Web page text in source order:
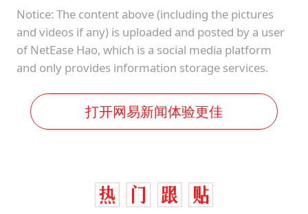
Notice: The content above (including the pictures
and videos if any) is uploaded and posted by a user
of NetEase Hao, which is a social media platform
and only provides information storage services.
打开网易新闻体验更佳